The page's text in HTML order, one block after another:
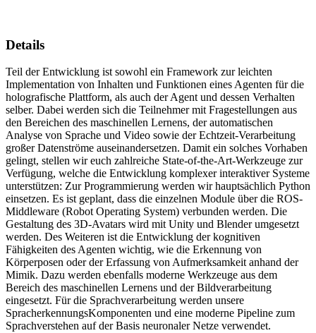
Details
Teil der Entwicklung ist sowohl ein Framework zur leichten
Implementation von Inhalten und Funktionen eines Agenten für die
holografische Plattform, als auch der Agent und dessen Verhalten
selber. Dabei werden sich die Teilnehmer mit Fragestellungen aus
den Bereichen des maschinellen Lernens, der automatischen
Analyse von Sprache und Video sowie der Echtzeit-Verarbeitung
großer Datenströme auseinandersetzen. Damit ein solches Vorhaben
gelingt, stellen wir euch zahlreiche State-of-the-Art-Werkzeuge zur
Verfügung, welche die Entwicklung komplexer interaktiver Systeme
unterstützen: Zur Programmierung werden wir hauptsächlich Python
einsetzen. Es ist geplant, dass die einzelnen Module über die ROS-
Middleware (Robot Operating System) verbunden werden. Die
Gestaltung des 3D-Avatars wird mit Unity und Blender umgesetzt
werden. Des Weiteren ist die Entwicklung der kognitiven
Fähigkeiten des Agenten wichtig, wie die Erkennung von
Körperposen oder der Erfassung von Aufmerksamkeit anhand der
Mimik. Dazu werden ebenfalls moderne Werkzeuge aus dem
Bereich des maschinellen Lernens und der Bildverarbeitung
eingesetzt. Für die Sprachverarbeitung werden unsere
SpracherkennungsKomponenten und eine moderne Pipeline zum
Sprachverstehen auf der Basis neuronaler Netze verwendet.